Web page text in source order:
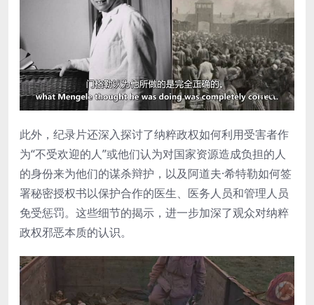
此外，纪录片还深入探讨了纳粹政权如何利用受害者作
为“不受欢迎的人”或他们认为对国家资源造成负担的人
的身份来为他们的谋杀辩护，以及阿道夫·希特勒如何签
署秘密授权书以保护合作的医生、医务人员和管理人员
免受惩罚。这些细节的揭示，进一步加深了观众对纳粹
政权邪恶本质的认识。